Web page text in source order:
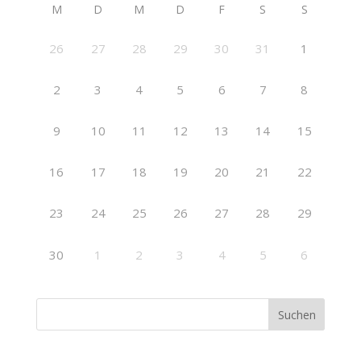
M D M D F S S
26 27 28 29 30 31 1
2 3 4 5 6 7 8
9 10 11 12 13 14 15
16 17 18 19 20 21 22
23 24 25 26 27 28 29
30 1 2 3 4 5 6